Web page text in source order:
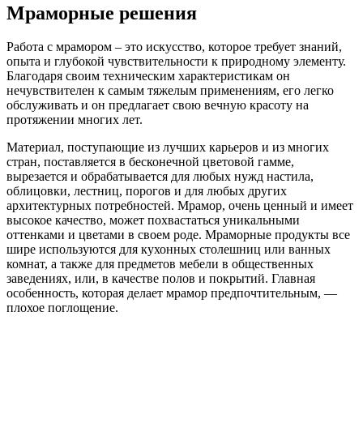
Мраморные решения
Работа с мрамором ‒ это искусство, которое требует знаний,
опыта и глубокой чувствительности к природному элементу.
Благодаря своим техническим характеристикам он
нечувствителен к самым тяжелым применениям, его легко
обслуживать и он предлагает свою вечную красоту на
протяжении многих лет.
Материал, поступающие из лучших карьеров и из многих
стран, поставляется в бесконечной цветовой гамме,
вырезается и обрабатывается для любых нужд настила,
облицовки, лестниц, порогов и для любых других
архитектурных потребностей. Мрамор, очень ценный и имеет
высокое качество, может похвастаться уникальными
оттенками и цветами в своем роде. Мраморные продукты все
шире используются для кухонных столешниц или ванных
комнат, а также для предметов мебели в общественных
заведениях, или, в качестве полов и покрытий. Главная
особенность, которая делает мрамор предпочтительным, —
плохое поглощение.